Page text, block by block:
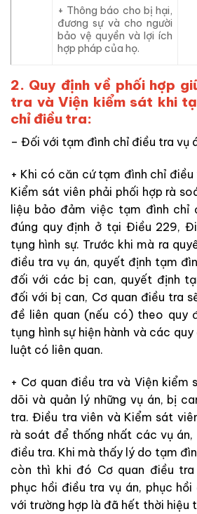
+ Thông báo cho bị hại,
đương sự và cho người
bảo vệ quyền và lợi ích
hợp pháp của họ.
2. Quy định về phối hợp
tra và Viện kiểm sát khi
chỉ điều tra:
– Đối với tạm đình chỉ điều tra vụ
+ Khi có căn cứ tạm đình chỉ
Kiểm sát viên phải phối hợp rà
liệu bảo đảm việc tạm đình chỉ
đúng quy định ở tại Điều 229,
tụng hình sự. Trước khi mà ra
điều tra vụ án, quyết định tạm
đối với các bị can, quyết định
đối với bị can, Cơ quan điều tra
đề liên quan (nếu có) theo quy
tụng hình sự hiện hành và các quy
luật có liên quan.
+ Cơ quan điều tra và Viện kiểm
dõi và quản lý những vụ án, bị
tra. Điều tra viên và Kiểm sát
rà soát để thống nhất các vụ
điều tra. Khi mà thấy lý do tạm
còn thì khi đó Cơ quan điều
phục hồi điều tra vụ án, phục
với trường hợp là đã hết thời hiệu